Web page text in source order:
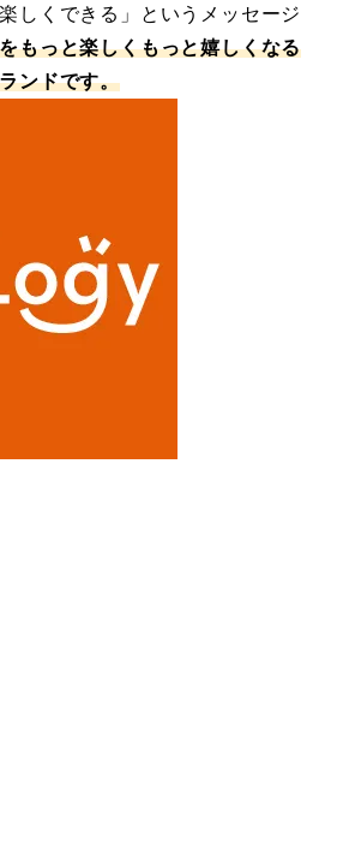
しくできる」というメッセージ
もっと楽しくもっと嬉しくなる
ンドです。